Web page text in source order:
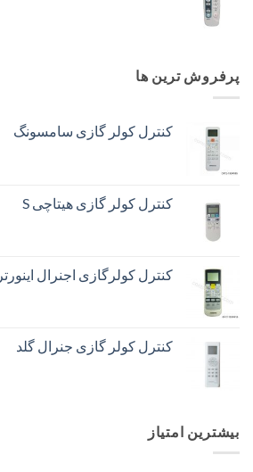
پرفروش ترین ها
کنترل کولر گازی سامسونگ
کنترل کولر گازی هیتاچی S
کنترل کولرگازی اجنرال اینورتر
کنترل کولر گازی جنرال گلد
بیشترین امتیاز